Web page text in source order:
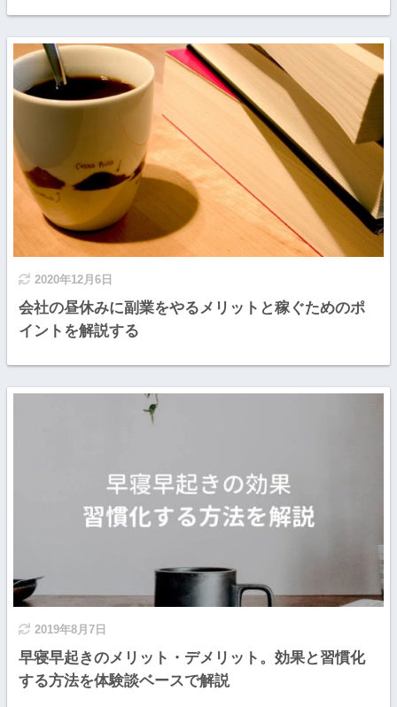
2020年12月6日
会社の昼休みに副業をやるメリットと稼ぐためのポ
イントを解説する
2019年8月7日
早寝早起きのメリット・デメリット。効果と習慣化
する方法を体験談ベースで解説